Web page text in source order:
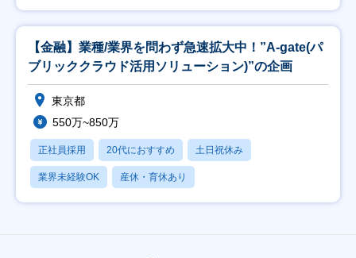
【金融】業種/業界を問わず急速拡大中！”A-gate(パ
ブリッククラウド活用ソリューション)”の企画
東京都
550万~850万
正社員採用 20代におすすめ 土日祝休み
業界未経験OK 産休・育休あり